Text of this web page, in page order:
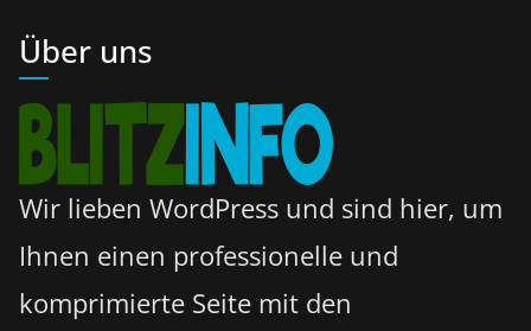
Über uns
Wir lieben WordPress und sind hier, um
Ihnen einen professionelle und
komprimierte Seite mit den